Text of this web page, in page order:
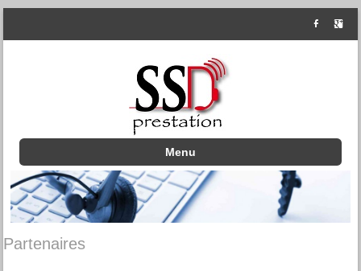
Menu
Skip to content
Partenaires